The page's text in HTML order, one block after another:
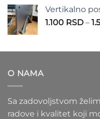
Vertikalno
1.100 RSD –
O NAMA
Sa zadovoljstvom
radove i kvalitet koji